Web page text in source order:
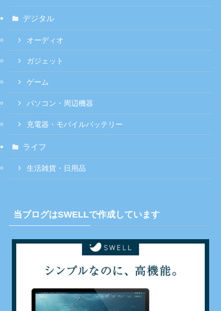
デジタル
オーディオ
ガジェット
ゲーム
パソコン・周辺機器
充電器・モバイルバッテリー
ライフ
生活雑貨・日用品
当ブログはSWELLで作成しています